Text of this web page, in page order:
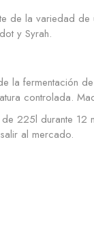
de la variedad de
y Syrah.
la fermentación
controlada.
225l durante 12
al mercado.